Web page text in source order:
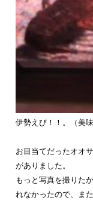
伊勢えび！！。（美
お目当てだったオオ
がありました。
もっと写真を撮りた
れなかったので、ま